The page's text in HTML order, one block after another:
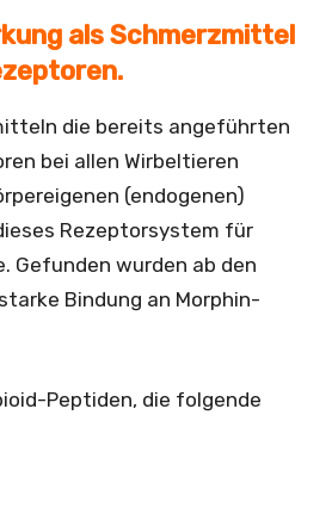
als Schmerzmittel
die bereits angeführten
bei allen Wirbeltieren
(endogenen)
Rezeptorsystem für
wurden ab den
Bindung an Morphin-
Peptiden, die folgende